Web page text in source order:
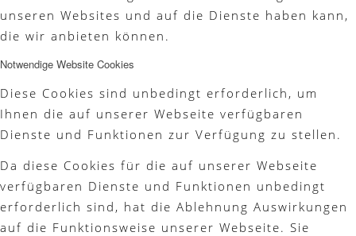
Golfregeln
Kurse
Menü
unseren Websites und auf die Dienste haben kann,
die wir anbieten können.
Notwendige Website Cookies
Diese Cookies sind unbedingt erforderlich, um
Ihnen die auf unserer Webseite verfügbaren
Dienste und Funktionen zur Verfügung zu stellen.
Da diese Cookies für die auf unserer Webseite
verfügbaren Dienste und Funktionen unbedingt
erforderlich sind, hat die Ablehnung Auswirkungen
auf die Funktionsweise unserer Webseite. Sie